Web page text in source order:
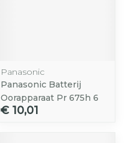
Panasonic
Panasonic Batterij
Oorapparaat Pr 675h 6
€ 10,01